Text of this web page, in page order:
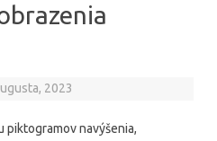
2023
piktogramov navýšenia,